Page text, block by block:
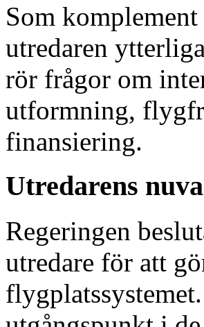
Som
utredaren
rör frågor om
utformning,
finansiering.
Utredarens
Regeringen
utredare för att